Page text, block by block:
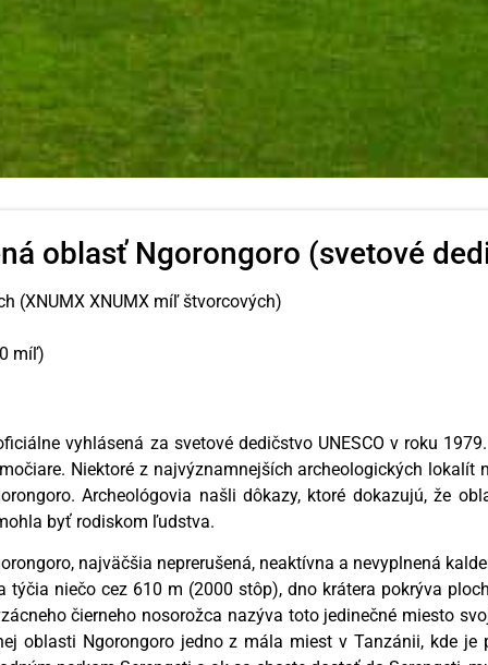
oblasť Ngorongoro (svetové
(XNUMX XNUMX míľ štvorcových)
míľ)
vyhlásená za svetové dedičstvo UNESCO v roku
Niektoré z najvýznamnejších archeologických
Archeológovia našli dôkazy, ktoré dokazujú, že
byť rodiskom ľudstva.
najväčšia neprerušená, neaktívna a nevyplnená
týčia niečo cez 610 m (2000 stôp), dno krátera pokrýva
čierneho nosorožca nazýva toto jedinečné miesto
oblasti Ngorongoro jedno z mála miest v Tanzánii, kde